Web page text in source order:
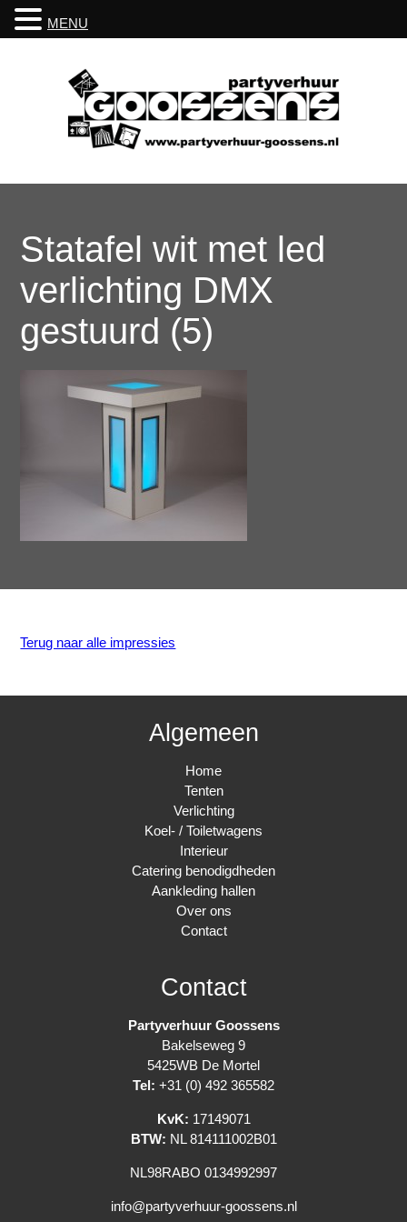
Statafel wit met led
verlichting DMX
gestuurd (5)
Terug naar alle impressies
Algemeen
Home
Tenten
Verlichting
Koel- / Toiletwagens
Interieur
Catering benodigdheden
Aankleding hallen
Over ons
Contact
Contact
Partyverhuur Goossens
Bakelseweg 9
5425WB De Mortel
Tel: +31 (0) 492 365582
KvK: 17149071
BTW: NL 814111002B01
NL98RABO 0134992997
info@partyverhuur-goossens.nl
MENU